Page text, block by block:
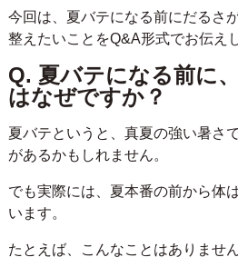
今回は、夏バテになる前にだるさ
整えたいことをQ&A形式でお伝え
Q. 夏バテになる前に
はなぜですか？
夏バテというと、真夏の強い暑さ
があるかもしれません。
でも実際には、夏本番の前から体
います。
たとえば、こんなことはありません